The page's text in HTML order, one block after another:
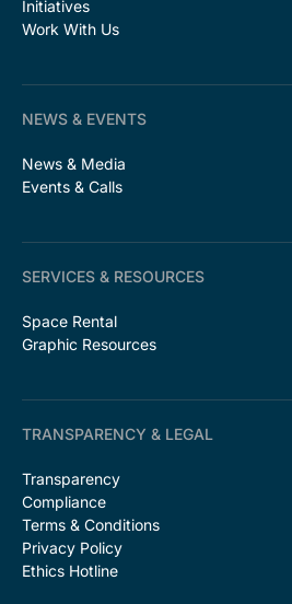
Initiatives
Work With Us
NEWS & EVENTS
News & Media
Events & Calls
SERVICES & RESOURCES
Space Rental
Graphic Resources
TRANSPARENCY & LEGAL
Transparency
Compliance
Terms & Conditions
Privacy Policy
Ethics Hotline